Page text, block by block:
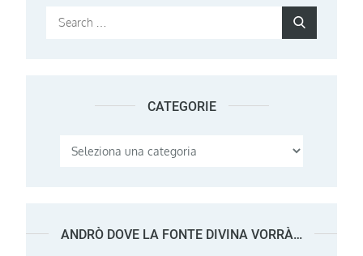
Search
CATEGORIE
Categorie
ANDRÒ DOVE LA FONTE DIVINA VORRÀ…